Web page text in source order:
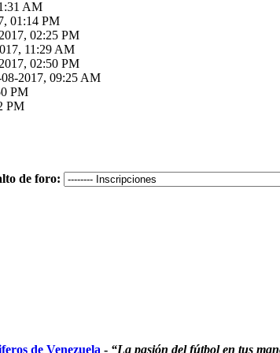
AM
01:14 PM
02:25 PM
11:29 AM
02:50 PM
08-2017, 09:25 AM
PM
PM
de foro:
de Venezuela - “La pasión del fútbol en tus